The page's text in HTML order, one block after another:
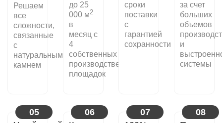
Решаем
все
сложности,
связанные
с
натуральным
камнем
до 25
000 м2
в
месяц с
4
собственных
производственных
площадок
сроки
поставки
с
гарантией
сохранности
за счет
больших
объемов
и
системы
05
06
07
08